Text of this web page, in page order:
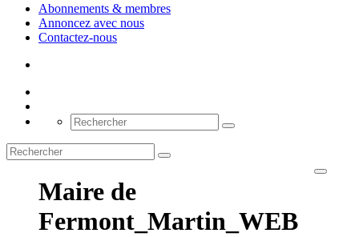
Abonnements & membres
Annoncez avec nous
Contactez-nous
Maire de
Fermont_Martin_WEB